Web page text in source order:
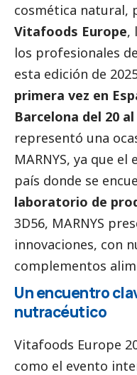
cosmética natural,
Vitafoods Europe,
los profesionales
esta edición de
primera vez en
Barcelona del 20
representó una
MARNYS, ya que
país donde se
laboratorio de
3D56, MARNYS
innovaciones, con
complementos
Un encuentro
nutracéutico
Vitafoods Europe
como el evento